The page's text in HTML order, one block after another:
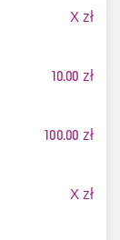
Xzł
10.00 zł
100.00 zł
Xzł